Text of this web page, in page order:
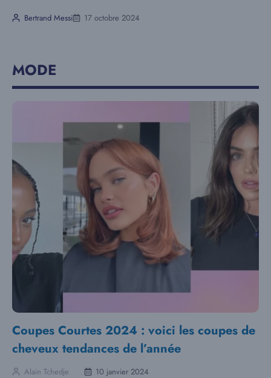
Bertrand Messi 17 octobre 2024
MODE
Coupes Courtes 2024 : voici les coupes de
cheveux tendances de l’année
Alain Tchedje 10 janvier 2024